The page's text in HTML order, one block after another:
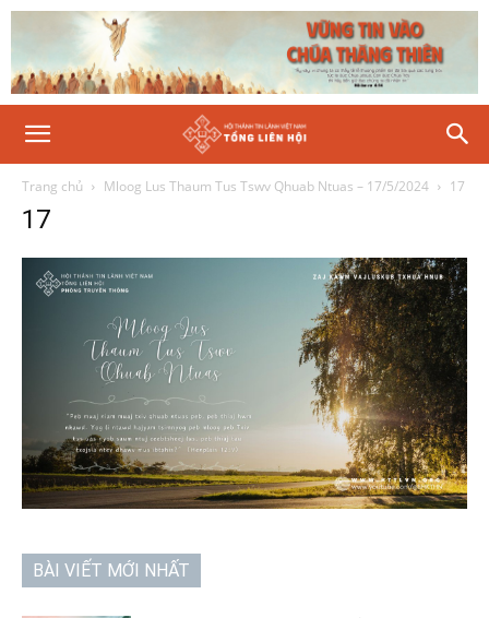
Trang chủ Mloog Lus Thaum Tus Tswv Qhuab Ntuas – 17/5/2024 17
17
BÀI VIẾT MỚI NHẤT